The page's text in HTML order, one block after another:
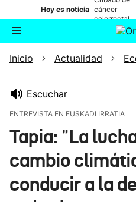
Hoy es noticia cáncer
colorrectal
Buscador
Inicio Actualidad
Escuchar
ENTREVISTA EN EUSKADI IRRATIA
Tapia: "La
cambio
conducir a la